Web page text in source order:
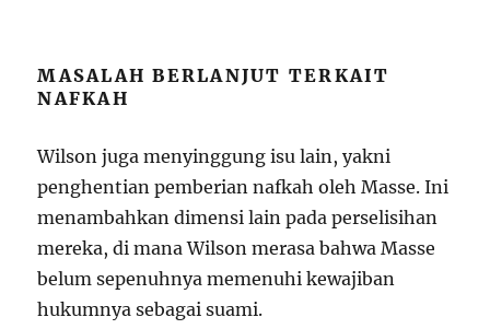
MASALAH BERLANJUT TERKAIT
NAFKAH
Wilson juga menyinggung isu lain, yakni
penghentian pemberian nafkah oleh Masse. Ini
menambahkan dimensi lain pada perselisihan
mereka, di mana Wilson merasa bahwa Masse
belum sepenuhnya memenuhi kewajiban
hukumnya sebagai suami.